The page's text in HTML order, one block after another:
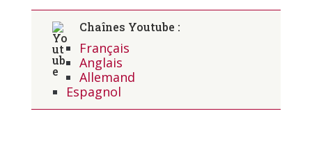
Chaînes Youtube :
Français
Anglais
Allemand
Espagnol